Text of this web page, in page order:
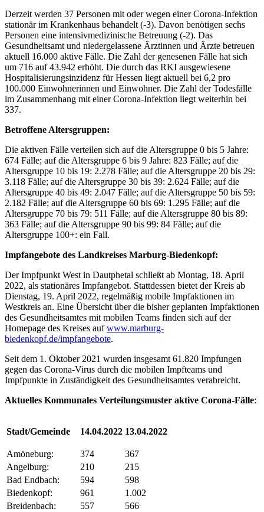
Derzeit werden 37 Personen mit oder wegen einer Corona-Infektion
stationär im Krankenhaus behandelt (-3). Davon benötigen sechs
Personen eine intensivmedizinische Betreuung (‑2). Das
Gesundheitsamt und niedergelassene Ärztinnen und Ärzte betreuen
aktuell 16.000 aktive Fälle. Die Zahl der genesenen Fälle hat sich
um 716 auf 43.942 erhöht. Die durch das RKI ausgewiesene
Hospitalisierungsinzidenz für Hessen liegt aktuell bei 6,2 pro
100.000 Einwohnerinnen und Einwohner. Die Zahl der Todesfälle
im Zusammenhang mit einer Corona-Infektion liegt weiterhin bei
337.
Betroffene Altersgruppen:
Die aktiven Fälle verteilen sich auf die Altersgruppe 0 bis 5 Jahre:
674 Fälle; auf die Altersgruppe 6 bis 9 Jahre: 823 Fälle; auf die
Altersgruppe 10 bis 19: 2.278 Fälle; auf die Altersgruppe 20 bis 29:
3.118 Fälle; auf die Altersgruppe 30 bis 39: 2.624 Fälle; auf die
Altersgruppe 40 bis 49: 2.047 Fälle; auf die Altersgruppe 50 bis 59:
2.182 Fälle; auf die Altersgruppe 60 bis 69: 1.295 Fälle; auf die
Altersgruppe 70 bis 79: 511 Fälle; auf die Altersgruppe 80 bis 89:
363 Fälle; auf die Altersgruppe 90 bis 99: 84 Fälle; auf die
Altersgruppe 100+: ein Fall.
Impfangebote des Landkreises Marburg-Biedenkopf:
Der Impfpunkt West in Dautphetal schließt ab Montag, 18. April
2022, als stationäres Impfangebot. Stattdessen bietet der Kreis ab
Dienstag, 19. April 2022, regelmäßig mobile Impfaktionen im
Westkreis an. Eine Übersicht über die bisher geplanten Impfaktionen
des Gesundheitsamtes mit mobilen Teams finden sich auf der
Homepage des Kreises aufwww.marburg-
biedenkopf.de/impfangebote.
Seit dem 1. Oktober 2021 wurden insgesamt 61.820 Impfungen
gegen das Corona-Virus durch die mobilen Impfteams und
Impfpunkte in Zuständigkeit des Gesundheitsamtes verabreicht.
Aktuelles Kommunales Verteilungsmuster aktive Corona-Fälle:
Stadt/Gemeinde 14.04.2022 13.04.2022
Amöneburg: 374
367
Angelburg:
210
215
Bad Endbach:
594
598
Biedenkopf:
961
1.002
Breidenbach:
557
566